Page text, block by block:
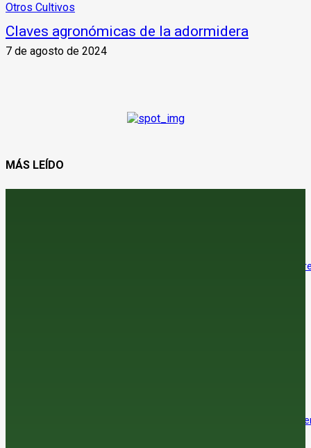
Otros Cultivos
Claves agronómicas de la adormidera
7 de agosto de 2024
MÁS LEÍDO
El precio del trigo sube en el mercado internacional, con un tímido
El verdadero reto ya no es abrir mercados. Es elegir en cuáles